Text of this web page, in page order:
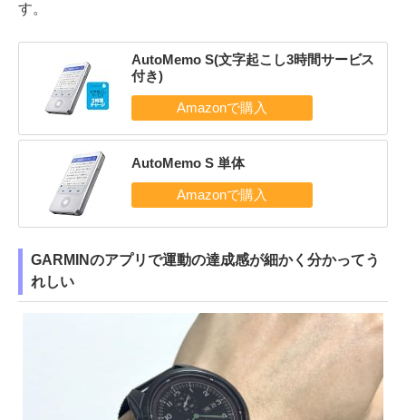
す。
AutoMemo S(文字起こし3時間サービス
付き)
AutoMemo S 単体
GARMINのアプリで運動の達成感が細かく分かってう
れしい